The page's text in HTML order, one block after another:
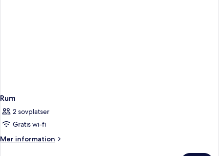
Rum
2 sovplatser
Gratis wi-fi
Mer information
Mer